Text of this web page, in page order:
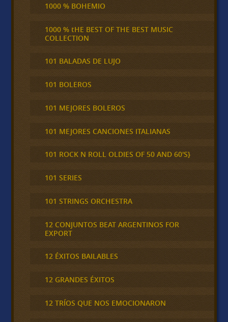
1000 % BOHEMIO
1000 % tHE BEST OF THE BEST MUSIC
COLLECTION
101 BALADAS DE LUJO
101 BOLEROS
101 MEJORES BOLEROS
101 MEJORES CANCIONES ITALIANAS
101 ROCK N ROLL OLDIES OF 50 AND 60'S}
101 SERIES
101 STRINGS ORCHESTRA
12 CONJUNTOS BEAT ARGENTINOS FOR
EXPORT
12 ÉXITOS BAILABLES
12 GRANDES ÉXITOS
12 TRÍOS QUE NOS EMOCIONARON